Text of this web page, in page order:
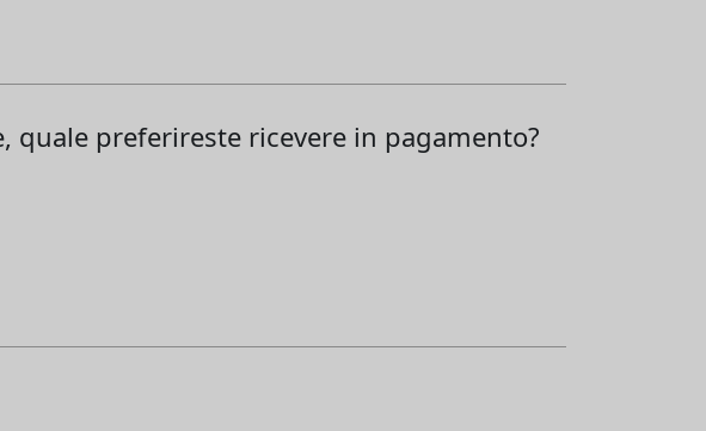
quale preferireste ricevere in pagamento?